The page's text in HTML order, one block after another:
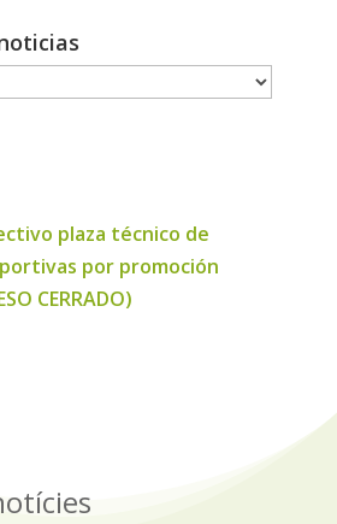
plaza técnico de
por promoción
CERRADO)